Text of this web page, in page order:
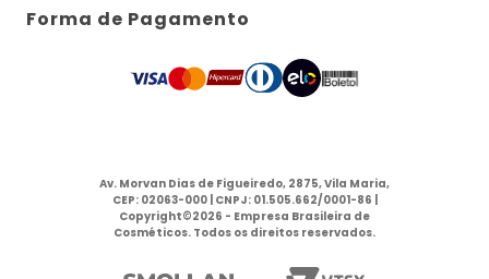
Forma de Pagamento
Av. Morvan Dias de Figueiredo, 2875, Vila Maria,
CEP: 02063-000 | CNPJ: 01.505.662/0001-86 |
Copyright©2026 - Empresa Brasileira de
Cosméticos. Todos os direitos reservados.